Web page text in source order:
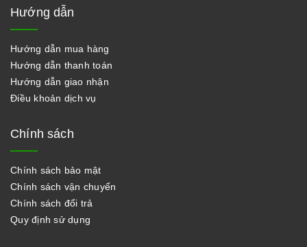
Hướng dẫn
Hướng dẫn mua hàng
Hướng dẫn thanh toán
Hướng dẫn giao nhận
Điều khoản dịch vụ
Chính sách
Chính sách bảo mật
Chính sách vận chuyển
Chính sách đổi trả
Quy định sử dụng